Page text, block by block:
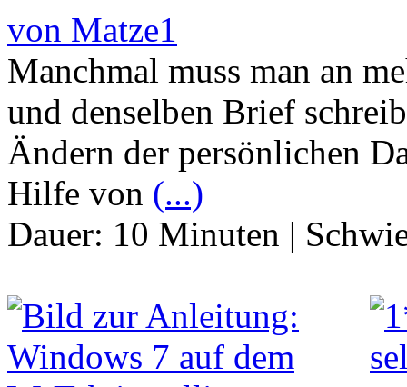
von Matze1
Manchmal muss man an
und denselben Brief
Ändern der persönlichen
Hilfe von (...)
Dauer: 10 Minuten |